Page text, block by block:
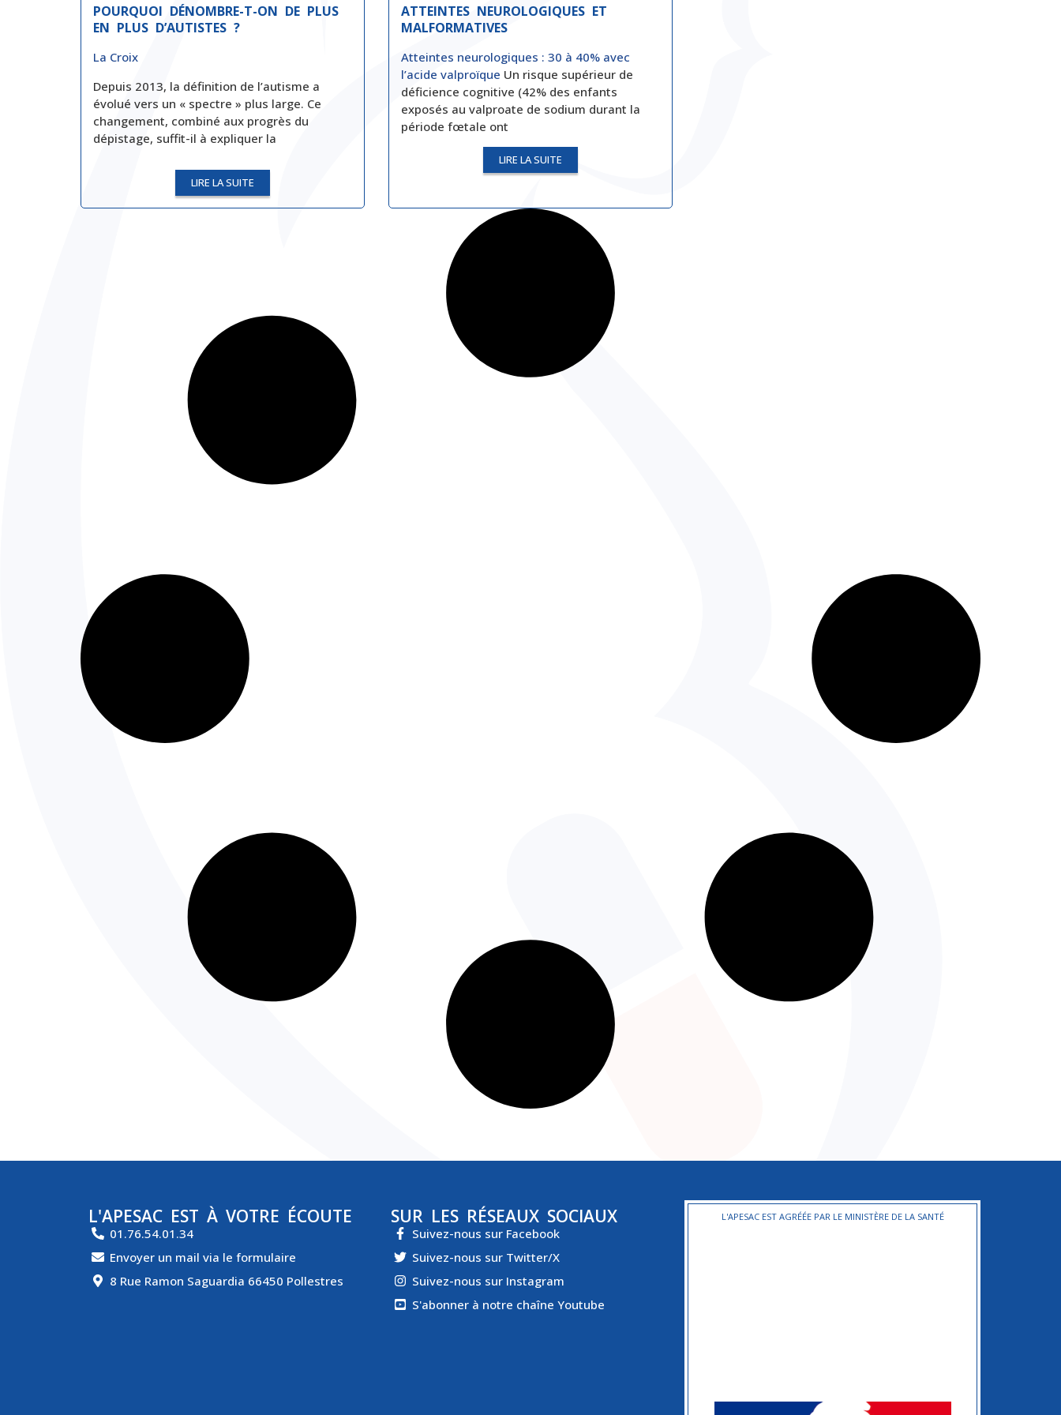
POURQUOI DÉNOMBRE-T-ON DE PLUS
EN PLUS D’AUTISTES ?
La Croix
Depuis 2013, la définition de l’autisme a
évolué vers un « spectre » plus large. Ce
changement, combiné aux progrès du
dépistage, suffit-il à expliquer la
LIRE LA SUITE
ATTEINTES NEUROLOGIQUES ET
MALFORMATIVES
Atteintes neurologiques : 30 à 40% avec
l’acide valproïque Un risque supérieur de
déficience cognitive (42% des enfants
exposés au valproate de sodium durant la
période fœtale ont
LIRE LA SUITE
L'APESAC EST À VOTRE ÉCOUTE
01.76.54.01.34
Envoyer un mail via le formulaire
8 Rue Ramon Saguardia 66450 Pollestres
SUR LES RÉSEAUX SOCIAUX
Suivez-nous sur Facebook
Suivez-nous sur Twitter/X
Suivez-nous sur Instagram
S'abonner à notre chaîne Youtube
L'APESAC EST AGRÉÉE PAR LE MINISTÈRE DE LA SANTÉ